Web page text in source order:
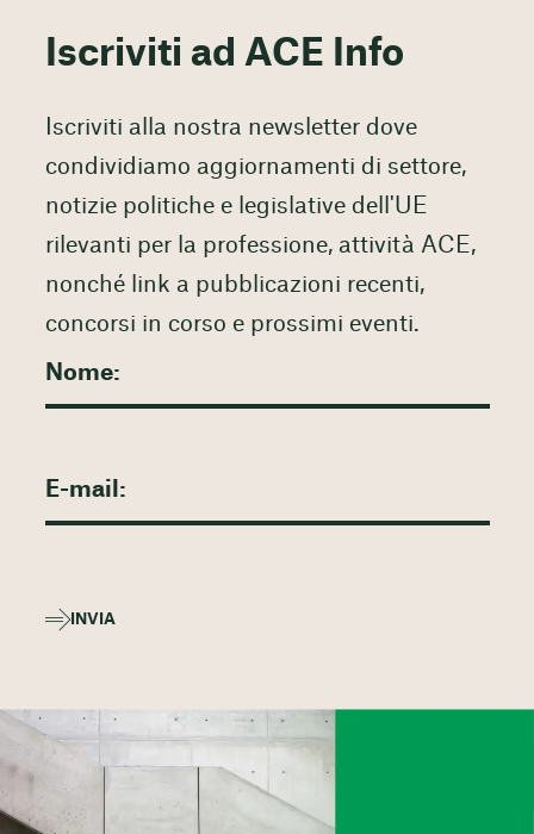
Iscriviti ad ACE Info
Iscriviti alla nostra newsletter dove
condividiamo aggiornamenti di settore,
notizie politiche e legislative dell'UE
rilevanti per la professione, attività ACE,
nonché link a pubblicazioni recenti,
concorsi in corso e prossimi eventi.
INVIA